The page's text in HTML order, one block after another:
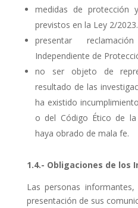
medidas de protección
previstos en la Ley 2/2023.
presentar
Independiente de
no ser objeto de
resultado de las
ha existido
o del Código Ético de
haya obrado de mala fe.
1.4.- Obligaciones de los
Las personas
presentación de sus